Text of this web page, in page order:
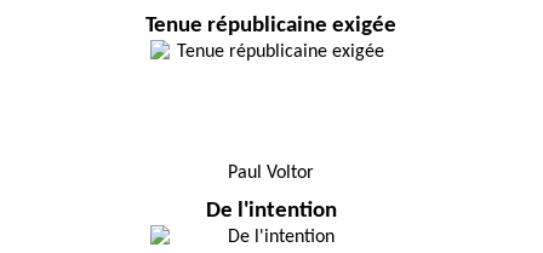
Tenue républicaine exigée
Paul Voltor
De l'intention